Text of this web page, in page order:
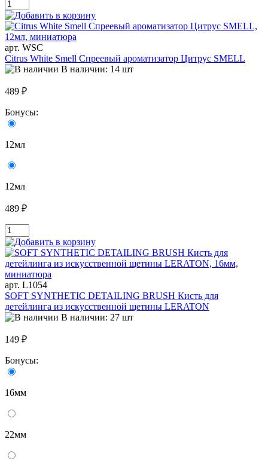
арт. WSC
Citrus White Smell Спреевый ароматизатор Цитрус SMELL
В наличии: 14 шт
489 ₽
Бонусы:
12мл
12мл
489 ₽
арт. L1054
SOFT SYNTHETIC DETAILING BRUSH Кисть для
детейлинга из искусственной щетины LERATON
В наличии: 27 шт
149 ₽
Бонусы:
16мм
22мм